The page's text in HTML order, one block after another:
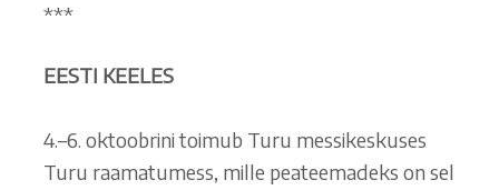
***
EESTI KEELES
4.–6. oktoobrini toimub Turu messikeskuses
Turu raamatumess, mille peateemadeks on sel